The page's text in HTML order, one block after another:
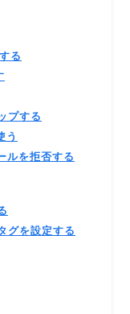
る
プする
う
を拒否する
グを設定する